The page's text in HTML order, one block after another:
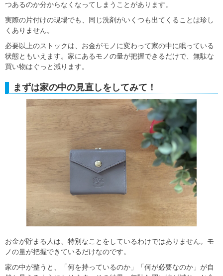
つあるのか分からなくなってしまうことがあります。
実際の片付けの現場でも、同じ洗剤がいくつも出てくることは珍し
くありません。
必要以上のストックは、お金がモノに変わって家の中に眠っている
状態ともいえます。家にあるモノの量が把握できるだけで、無駄な
買い物はぐっと減ります。
まずは家の中の見直しをしてみて！
お金が貯まる人は、特別なことをしているわけではありません。モ
ノの量が把握できているだけなのです。
家の中が整うと、「何を持っているのか」「何が必要なのか」が自